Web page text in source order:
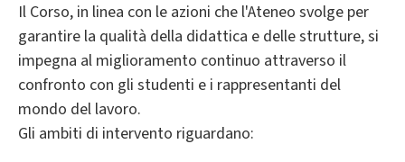
Il Corso, in linea con le azioni che l'Ateneo svolge per
garantire la qualità della didattica e delle strutture, si
impegna al miglioramento continuo attraverso il
confronto con gli studenti e i rappresentanti del
mondo del lavoro.
Gli ambiti di intervento riguardano: